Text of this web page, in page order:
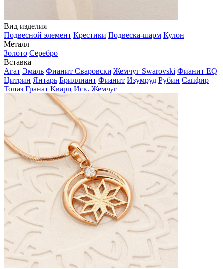
Вид изделия
Подвесной элемент Крестики Подвеска-шарм Кулон
Металл
Золото Серебро
Вставка
Агат Эмаль Фианит Сваровски Жемчуг Swarovski Фианит EQ
Цитрин Янтарь Бриллиант Фианит Изумруд Рубин Сапфир
Топаз Гранат Кварц Иск. Жемчуг